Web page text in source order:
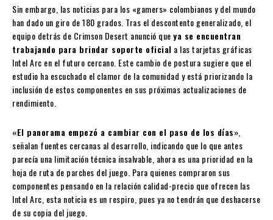
Sin embargo, las noticias para los «gamers» colombianos y del mundo
han dado un giro de 180 grados. Tras el descontento generalizado, el
equipo detrás de Crimson Desert anunció queya se encuentran
trabajando para brindar soporte oficial a las tarjetas gráficas
Intel Arc en el futuro cercano. Este cambio de postura sugiere que el
estudio ha escuchado el clamor de la comunidad y está priorizando la
inclusión de estos componentes en sus próximas actualizaciones de
rendimiento.
«El panorama empezó a cambiar con el paso de los días»
señalan fuentes cercanas al desarrollo, indicando que lo que antes
parecía una limitación técnica insalvable, ahora es una prioridad en la
hoja de ruta de parches del juego. Para quienes compraron sus
componentes pensando en la relación calidad-precio que ofrecen las
Intel Arc, esta noticia es un respiro, pues ya no tendrán que deshacerse
de su copia del juego.